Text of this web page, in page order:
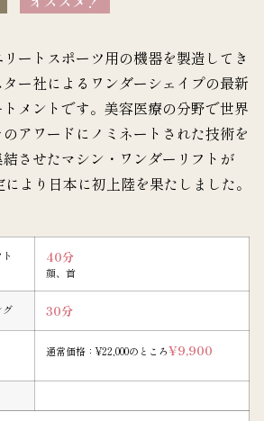
ートスポーツ用の機器を製造してき
ー社によるワンダーシェイプの最新
メントです。美容医療の分野で世界
アワードにノミネートされた技術を
させたマシン・ワンダーリフトが
より日本に初上陸を果たしました。
40分
顔、首
グ 30分
通常価格：¥22,000のところ¥9,900